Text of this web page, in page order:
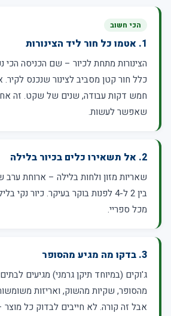
הכי חשוב
1. אטמו כל חור ליד הצינורות
הצינורות מתחת לכיור – שם הכניסה
כלל חור קטן מסביב לצינור שנכנס לקיר.
חמש דקות עבודה, שנים של שקט. זה
שאפשר לעשות.
2. אל תשאירו כלים בכיור בלילה
שאריות מזון ולחות בלילה – ארוחת ערב
בין 2 ל-4 לפנות בוקר בעיקר. כיור
מכל ספריי.
3. בדקו מה מגיע מהסופר
ג'וקים (במיוחד תיקן גרמני) מגיעים
מהסופר, שקיות מהשוק, ואריזות
אבל זה קורה. לא חייבים לבדוק כל